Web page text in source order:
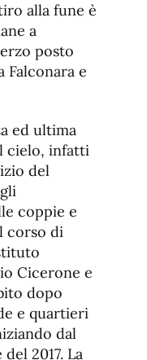
alla fune è
a
posto
Falconara e
ed ultima
cielo, infatti
del
coppie e
corso di
Cicerone e
dopo
e quartieri
dal
2017. La